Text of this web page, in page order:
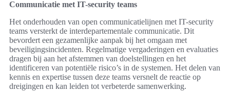
Communicatie met IT-security teams
Het onderhouden van open communicatielijnen met IT-security
teams versterkt de interdepartementale communicatie. Dit
bevordert een gezamenlijke aanpak bij het omgaan met
beveiligingsincidenten. Regelmatige vergaderingen en evaluaties
dragen bij aan het afstemmen van doelstellingen en het
identificeren van potentiële risico’s in de systemen. Het delen van
kennis en expertise tussen deze teams versnelt de reactie op
dreigingen en kan leiden tot verbeterde samenwerking.